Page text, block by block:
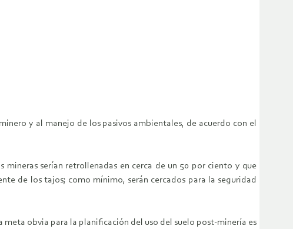
y al manejo de los pasivos ambientales, de acuerdo con el
mineras serían retrollenadas en cerca de un 50 por ciento y que
de los tajos; como mínimo, serán cercados para la seguridad
meta obvia para la planificación del uso del suelo post-minería es